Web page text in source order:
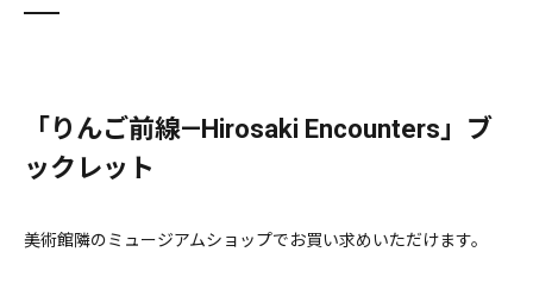
「りんご前線—Hirosaki Encounters」ブ
ックレット
美術館隣のミュージアムショップでお買い求めいただけます。